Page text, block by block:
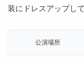
装にドレスアップし
公演場所